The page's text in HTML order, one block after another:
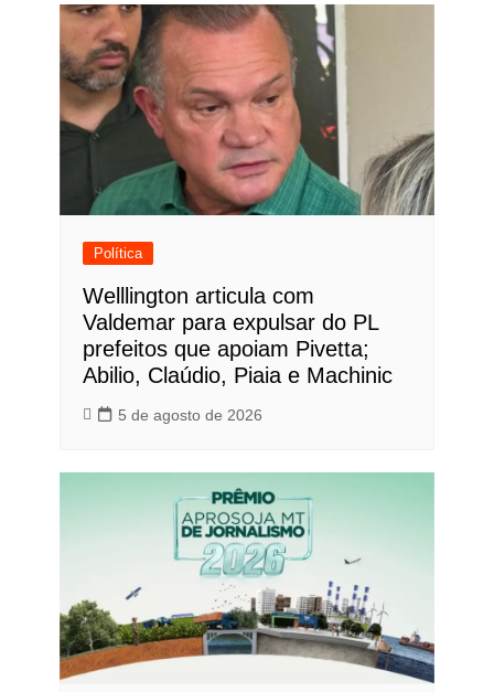
Política
Welllington articula com
Valdemar para expulsar do PL
prefeitos que apoiam Pivetta;
Abilio, Claúdio, Piaia e Machinic
5 de agosto de 2026